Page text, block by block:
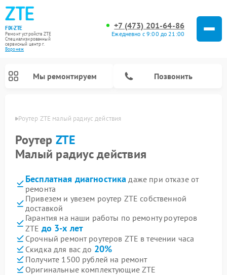
FIX-ZTE
Ремонт устройств ZTE
Специализированный
cервисный центр г.
Воронеж
+7 (473) 201-64-86
Ежедневно с 9:00 до 21:00
Мы ремонтируем Позвонить
Роутер ZTE малый радиус действия
Роутер ZTE
Малый радиус действия
Бесплатная диагностика даже при отказе от
ремонта
Привезем и увезем роутер ZTE собственной
доставкой
Гарантия на наши работы по ремонту роутеров
ZTE до 3-х лет
Срочный ремонт роутеров ZTE в течении часа
Скидка для вас до 20%
Получите 1500 рублей на ремонт
Оригинальные комплектующие ZTE